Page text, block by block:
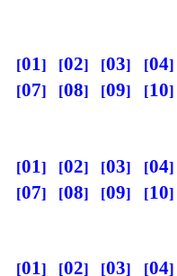
01 02 03 04
07
08 09 10
01 02 03 04
07
08 09 10
01 02 03 04